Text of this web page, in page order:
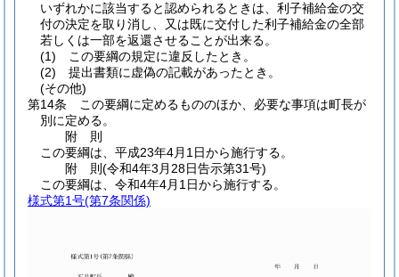
いずれかに該当すると認められるときは、利子補給金の交
付の決定を取り消し、又は既に交付した利子補給金の全部
若しくは一部を返還させることが出来る。
(1)
この要綱の規定に違反したとき。
(2)
提出書類に虚偽の記載があったとき。
(その他)
第14条
この要綱に定めるもののほか、必要な事項は町長が
別に定める。
附 則
この要綱は、平成23年4月1日から施行する。
附 則(令和4年3月28日告示第31号)
この要綱は、令和4年4月1日から施行する。
様式第1号(第7条関係)